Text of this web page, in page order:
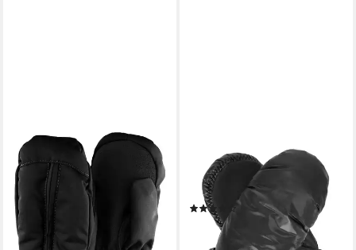
STERNTALER®
Fäustlinge mit Daumen und
Thinsulate-Inlet (1-St)
wasserdicht, mit
Reißverschluss, gefüttert
29,99 €
lieferbar - in 3-4 Werktagen bei dir
Fäustlinge Walkom mit
wärmeisolierender Daunen-
Feder-Füllung
(1)
62,95 €
lieferbar - in 2-3 Werktagen bei dir